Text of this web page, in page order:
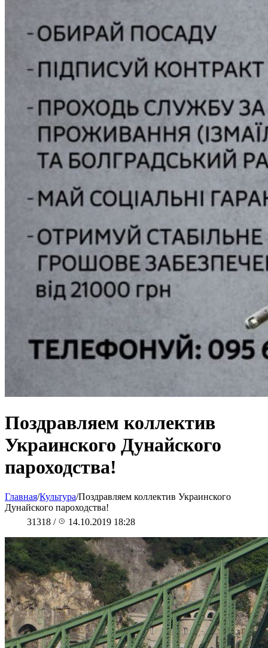
Поздравляем коллектив
Украинского Дунайского
пароходства!
Главная/Культура/Поздравляем коллектив Украинского
Дунайского пароходства!
31318 / 14.10.2019 18:28